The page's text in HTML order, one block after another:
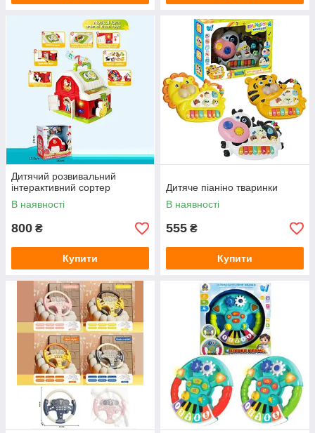
Дитячий розвивальний
інтерактивний сортер
В наявності
800 ₴
Купити
Дитяче піаніно тваринки
В наявності
555 ₴
Купити